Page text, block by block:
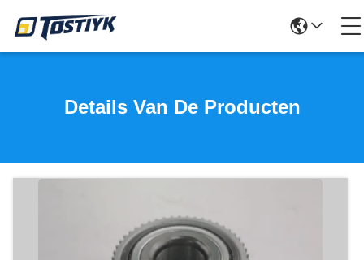
Details Van De Producten